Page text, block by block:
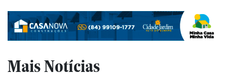
Mais Notícias